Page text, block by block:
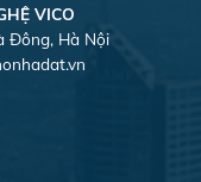
VICO
Đông, Hà Nội